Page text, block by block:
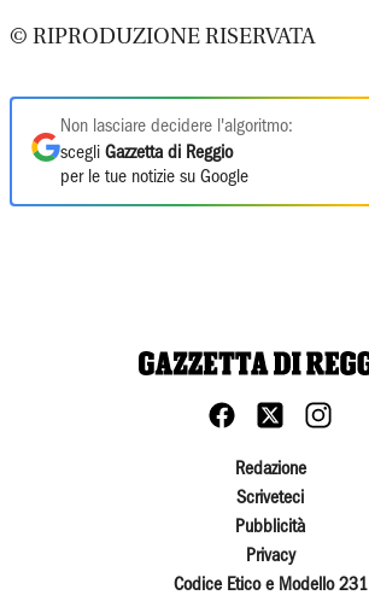
© RIPRODUZIONE RISERVATA
Non lasciare decidere l'algoritmo:
scegli Gazzetta di Reggio
per le tue notizie su Google
Redazione
Scriveteci
Pubblicità
Privacy
Codice Etico e Modello 231